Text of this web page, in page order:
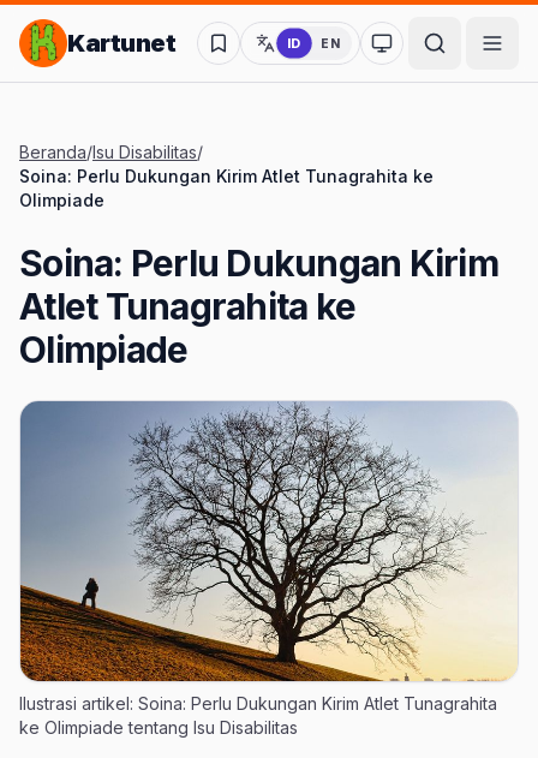
Lompat ke Konten Utama
Kartunet ID EN
Ubah ke mode
Beranda/Isu Disabilitas/
Soina: Perlu Dukungan Kirim Atlet Tunagrahita ke
Olimpiade
Soina: Perlu Dukungan Kirim
Atlet Tunagrahita ke
Olimpiade
Ilustrasi artikel: Soina: Perlu Dukungan Kirim Atlet Tunagrahita
ke Olimpiade tentang Isu Disabilitas